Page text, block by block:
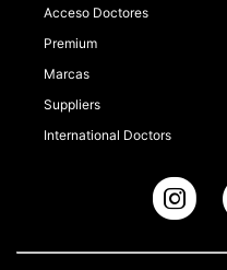
Acceso Doctores
Premium
Marcas
Suppliers
International Doctors